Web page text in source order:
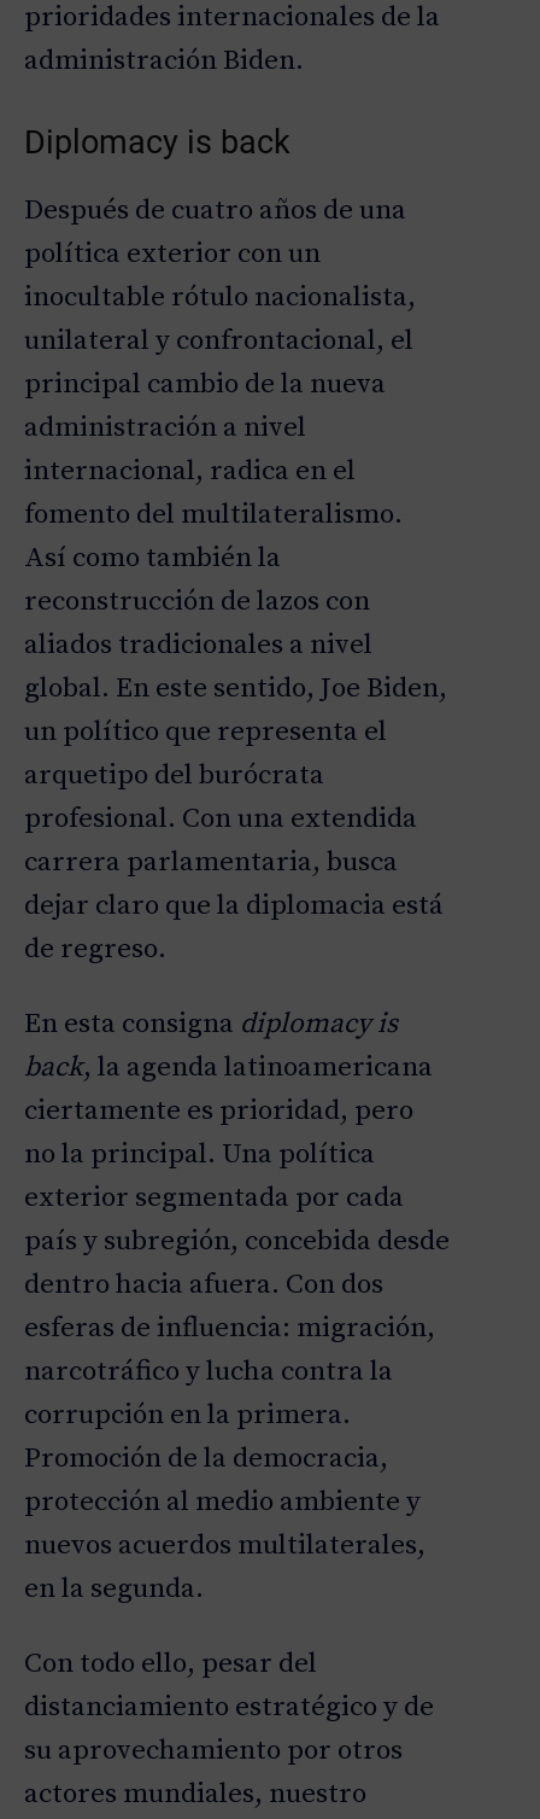
prioridades internacionales de la
administración Biden.
Diplomacy is back
Después de cuatro años de una
política exterior con un
inocultable rótulo nacionalista,
unilateral y confrontacional, el
principal cambio de la nueva
administración a nivel
internacional, radica en el
fomento del multilateralismo.
Así como también la
reconstrucción de lazos con
aliados tradicionales a nivel
global. En este sentido, Joe Biden,
un político que representa el
arquetipo del burócrata
profesional. Con una extendida
carrera parlamentaria, busca
dejar claro que la diplomacia está
de regreso.
En esta consigna diplomacy is
back, la agenda latinoamericana
ciertamente es prioridad, pero
no la principal. Una política
exterior segmentada por cada
país y subregión, concebida desde
dentro hacia afuera. Con dos
esferas de influencia: migración,
narcotráfico y lucha contra la
corrupción en la primera.
Promoción de la democracia,
protección al medio ambiente y
nuevos acuerdos multilaterales,
en la segunda.
Con todo ello, pesar del
distanciamiento estratégico y de
su aprovechamiento por otros
actores mundiales, nuestro